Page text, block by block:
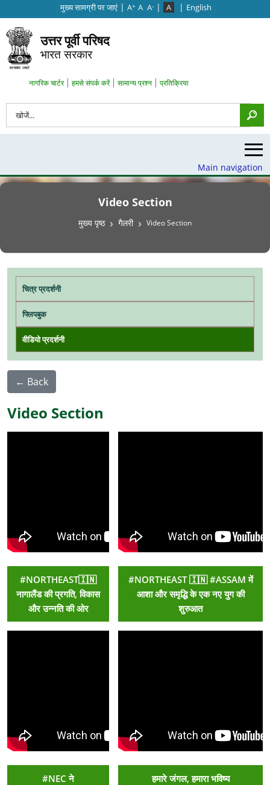
मुख्‍य सामग्री पर जाएं | A+ A A- | A | English
उत्तर पूर्वी परिषद
भारत सरकार
Search Top Menu
नागरिक चार्टर हमसे संपर्क करें सामान्य प्रश्न प्रतिक्रिया
Main navigation
Video Section
पग चिन्ह
मुख्य पृष्ठ गैलरी Video Section
चित्र प्रदर्शनी
फ्लिपबुक
वीडियो प्रदर्शनी
← Back
Video Section
#NORTHEAST🇮🇳
नागालैंड की प्रगति, विकास
और उन्नति की ओर
#NORTHEAST 🇮🇳 #ASSAM में
आशा और समृद्धि के एक नए युग की
शुरुआत
#NEC ने
हमारे जंगल, हमारा भविष्य